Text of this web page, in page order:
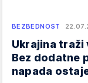
BEZBEDNOST
Ukrajina
Bez dodatne
napada